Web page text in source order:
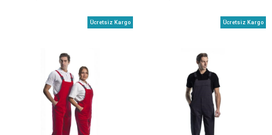
Ücretsiz Kargo Ücretsiz Kargo